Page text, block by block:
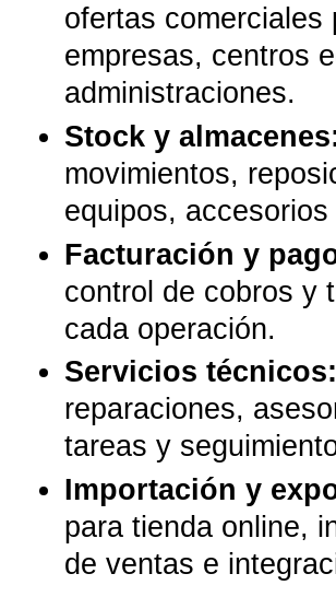
ofertas comerciales
empresas, centros
administraciones.
Stock y
movimientos,
equipos,
Facturación y
control de cobros y
cada operación.
Servicios técnicos:
reparaciones,
tareas y
Importación y
para tienda online,
de ventas e